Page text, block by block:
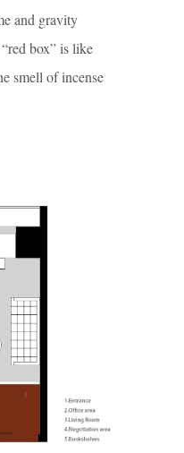
and gravity
box” is like
smell of incense